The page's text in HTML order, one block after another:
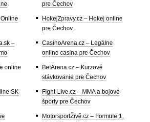
–
online
SK
pre Čechov
HokejZpravy.cz – Hokej online
pre Čechov
CasinoArena.cz – Legálne
online casina pre Čechov
BetArena.cz – Kurzové
stávkovanie pre Čechov
Fight-Live.cz – MMA a bojové
športy pre Čechov
MotorsportŽivě.cz – Formule 1,